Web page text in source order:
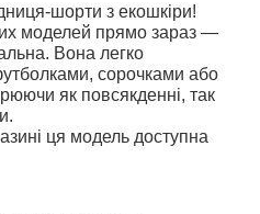
шорти з екошкіри!
моделей прямо зараз —
Вона легко
сорочками або
як повсякденні, так
ця модель доступна